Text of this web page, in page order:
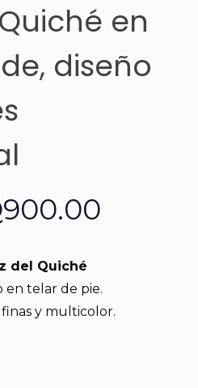
en
diseño
900.00
actual
del Quiché
en telar de pie.
y multicolor.